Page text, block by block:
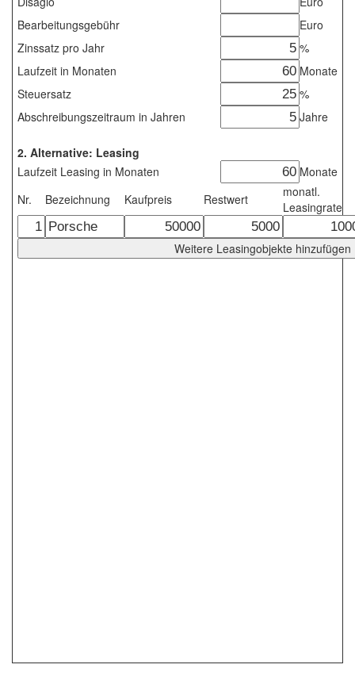
Bearbeitungsgebühr
Euro
Zinssatz pro Jahr
%
Laufzeit in Monaten
Monate
Steuersatz
%
Abschreibungszeitraum in Jahren
Jahre
2. Alternative: Leasing
Laufzeit Leasing in Monaten
Monate
Nr.
Bezeichnung Kaufpreis Restwert
monatl.
Leasingrate